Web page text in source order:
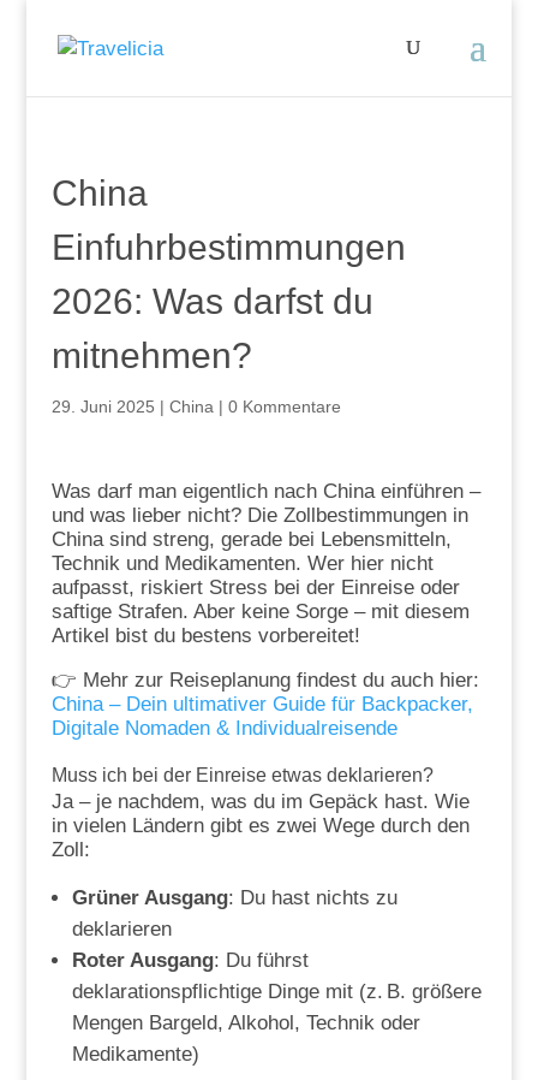
China
Einfuhrbestimmungen
2026: Was darfst du
mitnehmen?
29. Juni 2025 | China | 0 Kommentare
Was darf man eigentlich nach China einführen –
und was lieber nicht? Die Zollbestimmungen in
China sind streng, gerade bei Lebensmitteln,
Technik und Medikamenten. Wer hier nicht
aufpasst, riskiert Stress bei der Einreise oder
saftige Strafen. Aber keine Sorge – mit diesem
Artikel bist du bestens vorbereitet!
👉 Mehr zur Reiseplanung findest du auch hier:
China – Dein ultimativer Guide für Backpacker,
Digitale Nomaden & Individualreisende
Muss ich bei der Einreise etwas deklarieren?
Ja – je nachdem, was du im Gepäck hast. Wie
in vielen Ländern gibt es zwei Wege durch den
Zoll:
Grüner Ausgang: Du hast nichts zu
deklarieren
Roter Ausgang: Du führst
deklarationspflichtige Dinge mit (z. B. größere
Mengen Bargeld, Alkohol, Technik oder
Medikamente)